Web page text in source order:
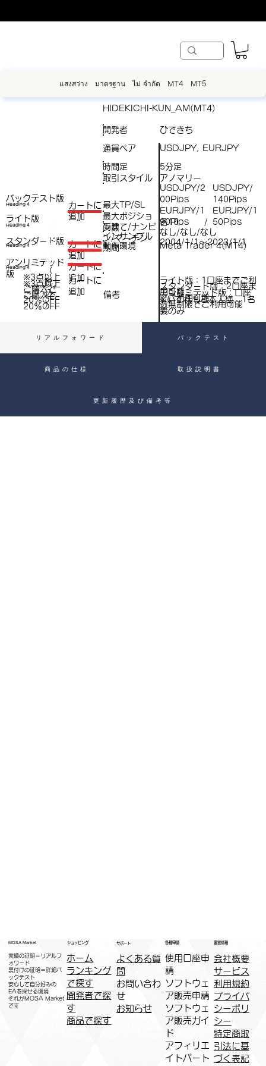
แสงสว่าง มาตรฐาน ไม่ จำกัด MT4 MT5
バックテスト版
スタンダード版
アンリミテッド
版
HIDEKICHI-KUN_AM(MT4)
開発者 ひできち
最大ポジショ
ン数
各10
Heading 4
​カートに
追加
税
込
）
Heading 4
​カートに
追加
Heading 4
※3点以上
ご購入で​
20％OFF
税
込
）
​カートに
追加
Heading 4
（
税
込
）
※3点以上
ご購入で​
20％OFF
​カートに
追加
ライト版
通貨ペア USDJPY, EURJPY
取引スタイル アノマリー
最大TP/SL
USDJPY/2
00Pips
EURJPY/1
90Pips
/
USDJPY/
140Pips
EURJPY/1
50Pips
両建て/ナンピ
ン/マーチン
なし/なし/なし
インサンプル
期間
2004/1/1～2023/1/1
動作環境 Meta Trader 4(MT4)
時間足 5分足
備考
ライト版：1口座までご利
用可能
スタンダード版：2口座ま
でご利用可能
アンリミテッド版：口座
数無制限でご利用可能
※いずれもご本人様、1名
義のみ
リアルフォワード バックテスト
商品の仕様 取扱説明書
更新履歴及び備考等
MOSA Market
実績の証明＝リアルフ
ォワード
裏付けの証明＝詳細バ
ックテスト
安心して自分好みの
EAを探せる環境
​それがMOSA Market
です
ショッピング
ホーム
ランキング
で探す
開発者で探
す
商品で探す
サポート
よくある質
問
お問い合わ
せ
お知らせ
各種申請
​使用口座申
請
ソフトウェ
ア販売申請
ソフトウェ
ア販売ガイ
ド
アフィリエ
イトパート
運営情報
会社概要
サービス
利用規約
プライバ
シーポリ
シー
特定商取
引法に基
づく表記